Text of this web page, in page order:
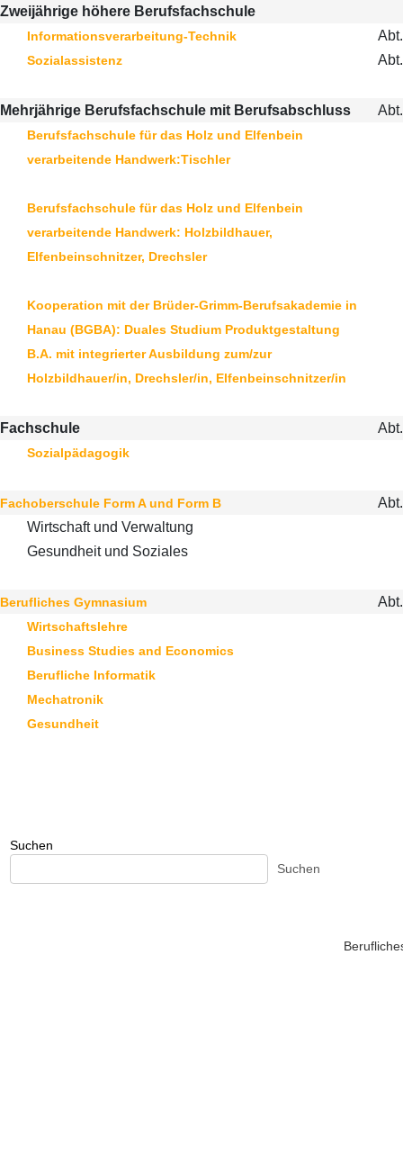
Zweijährige höhere Berufsfachschule
Informationsverarbeitung-Technik
Sozialassistenz
Mehrjährige Berufsfachschule mit Berufsabschluss
Berufsfachschule für das Holz und Elfenbein
verarbeitende Handwerk:Tischler
Berufsfachschule für das Holz und Elfenbein
verarbeitende Handwerk: Holzbildhauer,
Elfenbeinschnitzer, Drechsler
Kooperation mit der Brüder-Grimm-Berufsakademie in
Hanau (BGBA): Duales Studium Produktgestaltung
B.A. mit integrierter Ausbildung zum/zur
Holzbildhauer/in, Drechsler/in, Elfenbeinschnitzer/in
Fachschule
Sozialpädagogik
Fachoberschule Form A und Form B
Wirtschaft und Verwaltung
Gesundheit und Soziales
Berufliches Gymnasium
Wirtschaftslehre
Business Studies and Economics
Berufliche Informatik
Mechatronik
Gesundheit
Suchen
Suchen